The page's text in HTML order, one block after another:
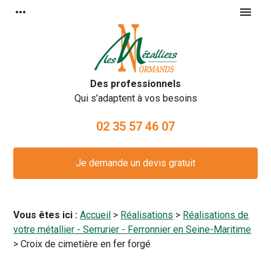
more_horiz menu
Des professionnels
Qui s’adaptent à vos besoins
02 35 57 46 07
Je demande un devis gratuit
Vous êtes ici :Accueil > Réalisations > Réalisations de
votre métallier - Serrurier - Ferronnier en Seine-Maritime
>Croix de cimetière en fer forgé